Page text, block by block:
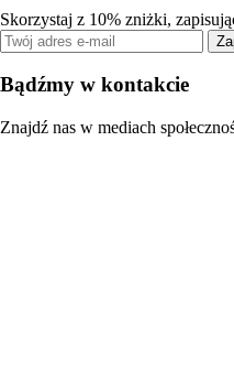
Skorzystaj z 10% zniżki,
Bądźmy w kontakcie
Znajdź nas w mediach